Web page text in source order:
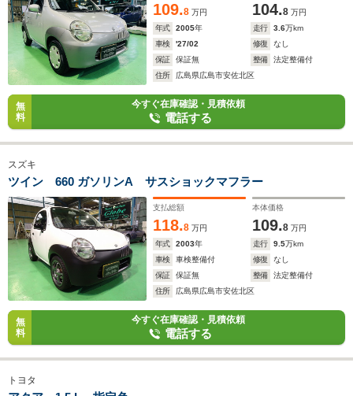
109.8 万円 104.8 万円
年式
2005年 走行 3.6万km
車検
'27/02 修復
なし
保証
保証無 整備
法定整備付
住所
広島県広島市安佐北区
無
料
今すぐ在庫確認・見積依頼
電話する
スズキ
ツイン 660 ガソリンA サスショックマフラー
支払総額
118.8 万円
本体価格
109.8 万円
年式
2003年 走行 9.5万km
車検
車検整備付 修復
なし
保証
保証無 整備
法定整備付
住所
広島県広島市安佐北区
無
料
今すぐ在庫確認・見積依頼
電話する
トヨタ